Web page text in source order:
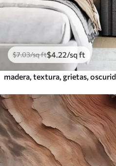
$7.03/sq ft$4 .22/sq ft